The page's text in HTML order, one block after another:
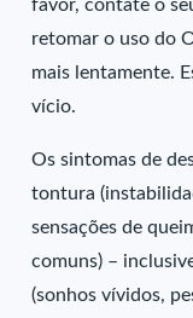
favor, contate o
retomar o uso do
mais lentamente.
vício.
Os sintomas de
tontura
sensações de
comuns) –
(sonhos vívidos,